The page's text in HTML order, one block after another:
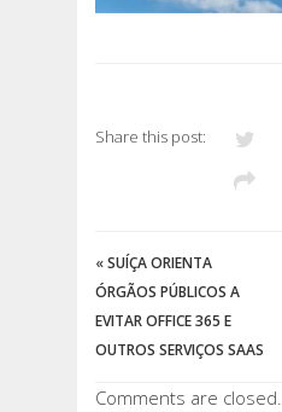
Share this post:
«SUÍÇA ORIENTA
ÓRGÃOS PÚBLICOS A
EVITAR OFFICE 365 E
OUTROS SERVIÇOS SAAS
Comments are closed.